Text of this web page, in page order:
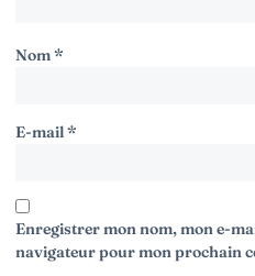
Nom*
E-mail*
Enregistrer mon nom, mon e-
navigateur pour mon prochain